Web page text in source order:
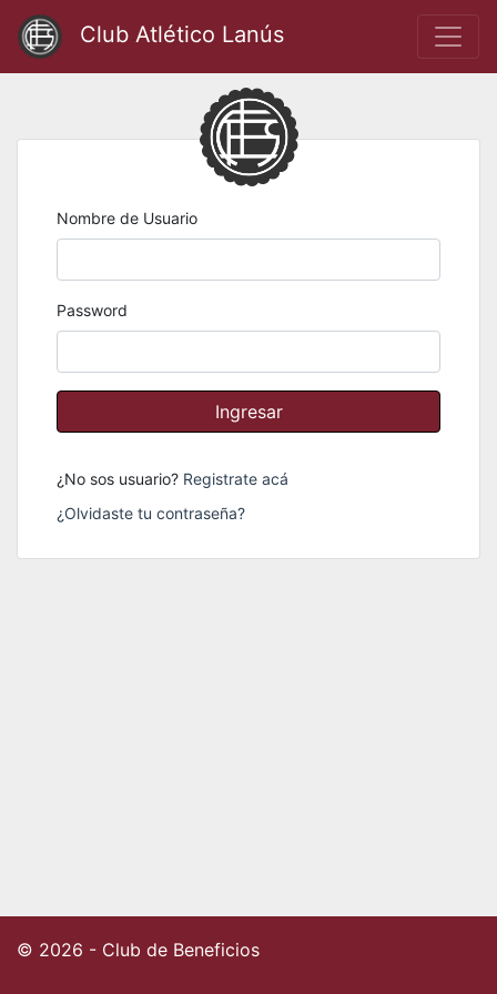
Club Atlético Lanús
Nombre de Usuario
Password
¿No sos usuario? Registrate acá
¿Olvidaste tu contraseña?
© 2026 - Club de Beneficios